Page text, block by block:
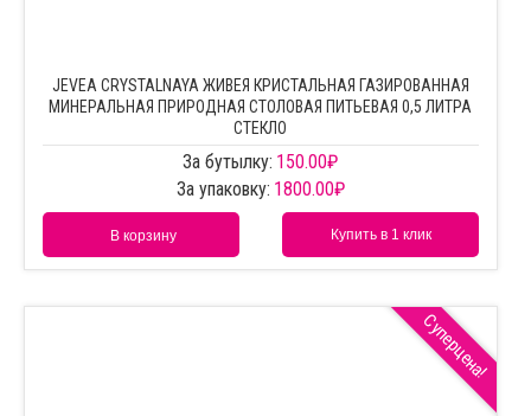
JEVEA CRYSTALNAYA ЖИВЕЯ КРИСТАЛЬНАЯ ГАЗИРОВАННАЯ
МИНЕРАЛЬНАЯ ПРИРОДНАЯ СТОЛОВАЯ ПИТЬЕВАЯ 0,5 ЛИТРА
СТЕКЛО
За бутылку: 150.00₽
За упаковку: 1800.00₽
В корзину Купить в 1 клик
Суперцена!